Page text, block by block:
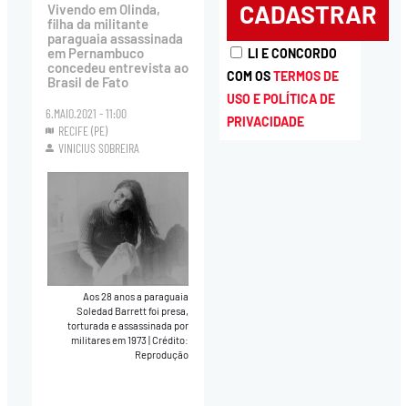
Vivendo em Olinda,
filha da militante
paraguaia assassinada
em Pernambuco
concedeu entrevista ao
Brasil de Fato
6.MAIO.2021 - 11:00
RECIFE (PE)
VINICIUS SOBREIRA
Aos 28 anos a paraguaia
Soledad Barrett foi presa,
torturada e assassinada por
militares em 1973 Crédito:
Reprodução
LI E CONCORDO
COM OSTERMOS DE
USO E POLÍTICA DE
PRIVACIDADE